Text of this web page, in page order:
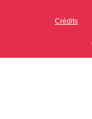
Crédits